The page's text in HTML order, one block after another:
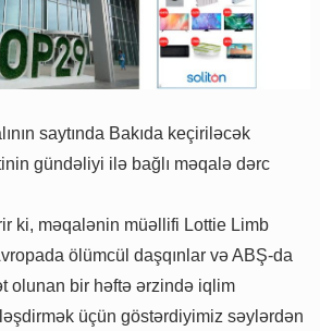
saytında Bakıda keçiriləcək
gündəliyi ilə bağlı məqalə dərc
ki, məqalənin müəllifi Lottie Limb
ölümcül daşqınlar və ABŞ-da
olunan bir həftə ərzində iqlim
üçün göstərdiyimiz səylərdən